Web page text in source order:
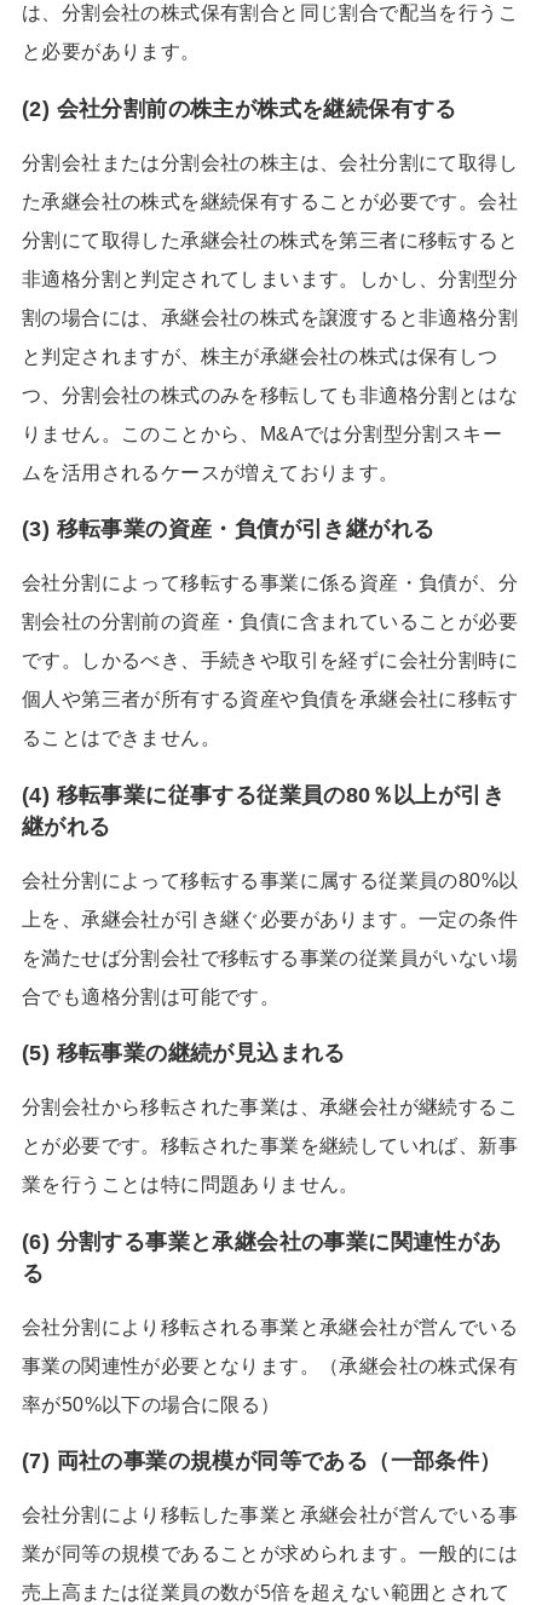
は、分割会社の株式保有割合と同じ割合で配当を行うこ
と必要があります。
(2) 会社分割前の株主が株式を継続保有する
分割会社または分割会社の株主は、会社分割にて取得し
た承継会社の株式を継続保有することが必要です。会社
分割にて取得した承継会社の株式を第三者に移転すると
非適格分割と判定されてしまいます。しかし、分割型分
割の場合には、承継会社の株式を譲渡すると非適格分割
と判定されますが、株主が承継会社の株式は保有しつ
つ、分割会社の株式のみを移転しても非適格分割とはな
りません。このことから、M&Aでは分割型分割スキー
ムを活用されるケースが増えております。
(3) 移転事業の資産・負債が引き継がれる
会社分割によって移転する事業に係る資産・負債が、分
割会社の分割前の資産・負債に含まれていることが必要
です。しかるべき、手続きや取引を経ずに会社分割時に
個人や第三者が所有する資産や負債を承継会社に移転す
ることはできません。
(4) 移転事業に従事する従業員の80％以上が引き
継がれる
会社分割によって移転する事業に属する従業員の80%以
上を、承継会社が引き継ぐ必要があります。一定の条件
を満たせば分割会社で移転する事業の従業員がいない場
合でも適格分割は可能です。
(5) 移転事業の継続が見込まれる
分割会社から移転された事業は、承継会社が継続するこ
とが必要です。移転された事業を継続していれば、新事
業を行うことは特に問題ありません。
(6) 分割する事業と承継会社の事業に関連性があ
る
会社分割により移転される事業と承継会社が営んでいる
事業の関連性が必要となります。（承継会社の株式保有
率が50%以下の場合に限る）
(7) 両社の事業の規模が同等である（一部条件）
会社分割により移転した事業と承継会社が営んでいる事
業が同等の規模であることが求められます。一般的には
売上高または従業員の数が5倍を超えない範囲とされて